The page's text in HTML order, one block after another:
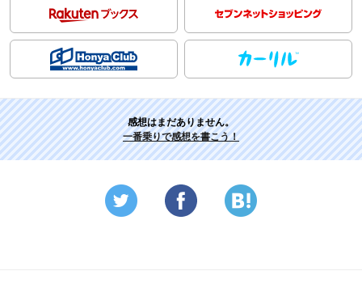
感想はまだありません。
一番乗りで感想を書こう！